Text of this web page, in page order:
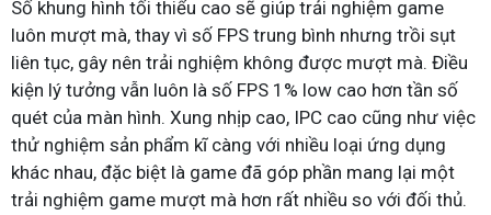
Số khung hình tối thiểu cao sẽ giúp trải nghiệm game
luôn mượt mà, thay vì số FPS trung bình nhưng trồi sụt
liên tục, gây nên trải nghiệm không được mượt mà. Điều
kiện lý tưởng vẫn luôn là số FPS 1% low cao hơn tần số
quét của màn hình. Xung nhịp cao, IPC cao cũng như việc
thử nghiệm sản phẩm kĩ càng với nhiều loại ứng dụng
khác nhau, đặc biệt là game đã góp phần mang lại một
trải nghiệm game mượt mà hơn rất nhiều so với đối thủ.